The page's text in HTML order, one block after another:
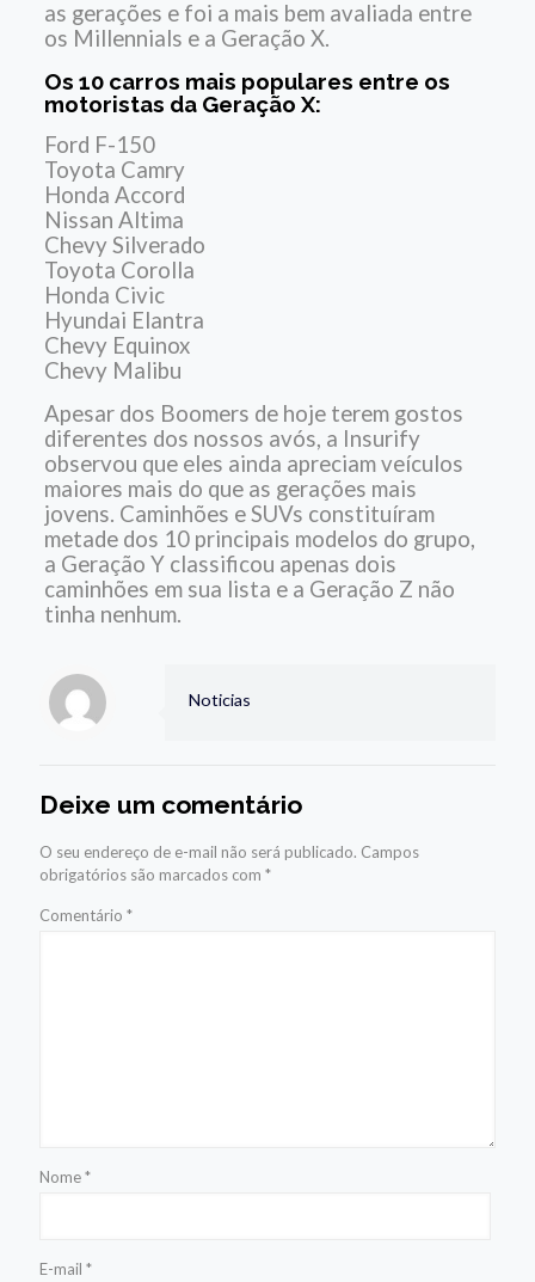
as gerações e foi a mais bem avaliada entre
os Millennials e a Geração X.
Os 10 carros mais populares entre os
motoristas da Geração X:
Ford F-150
Toyota Camry
Honda Accord
Nissan Altima
Chevy Silverado
Toyota Corolla
Honda Civic
Hyundai Elantra
Chevy Equinox
Chevy Malibu
Apesar dos Boomers de hoje terem gostos
diferentes dos nossos avós, a Insurify
observou que eles ainda apreciam veículos
maiores mais do que as gerações mais
jovens. Caminhões e SUVs constituíram
metade dos 10 principais modelos do grupo,
a Geração Y classificou apenas dois
caminhões em sua lista e a Geração Z não
tinha nenhum.
Noticias
Deixe um comentário
O seu endereço de e-mail não será publicado. Campos
obrigatórios são marcados com *
Comentário *
Nome*
E-mail *